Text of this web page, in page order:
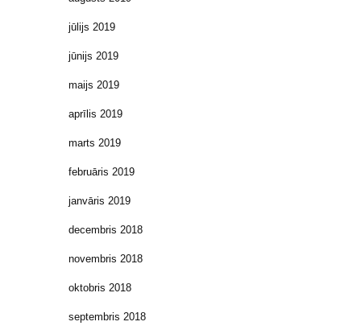
jūlijs 2019
jūnijs 2019
maijs 2019
aprīlis 2019
marts 2019
februāris 2019
janvāris 2019
decembris 2018
novembris 2018
oktobris 2018
septembris 2018